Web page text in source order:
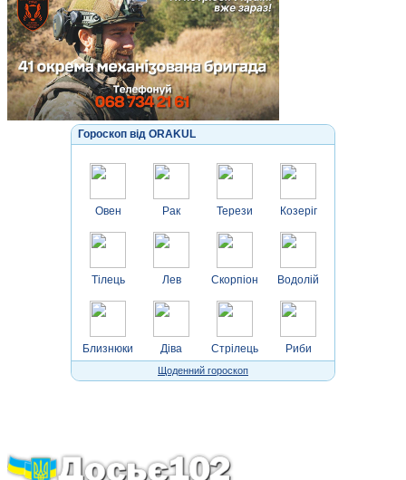
Гороскоп від ORAKUL
Овен
Тілець
Близнюки
Рак
Лев
Діва
Терези
Скорпіон
Стрілець
Козеріг
Водолій
Риби
Щоденний гороскоп